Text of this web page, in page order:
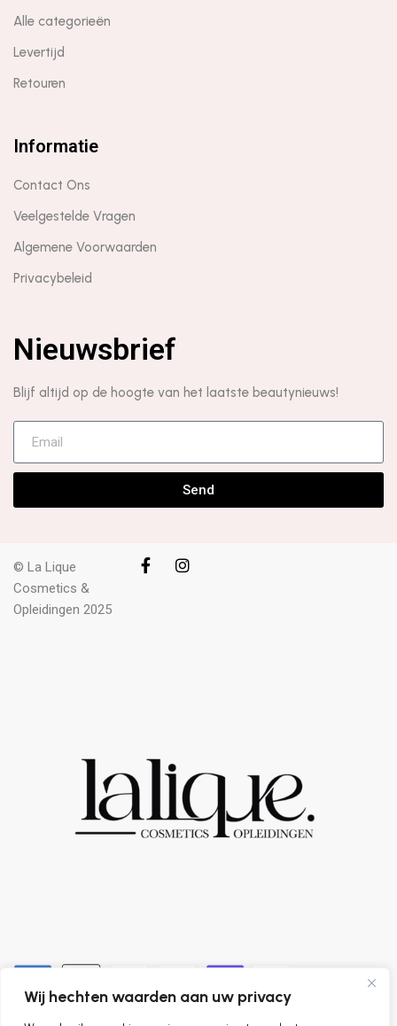
Wij hechten waarden aan uw privacy
Alle categorieën
Levertijd
Retouren
Informatie
Contact Ons
Veelgestelde Vragen
Algemene Voorwaarden
Privacybeleid
Nieuwsbrief
Blijf altijd op de hoogte van het laatste beautynieuws!
Send
© La Lique
Cosmetics &
Opleidingen 2025